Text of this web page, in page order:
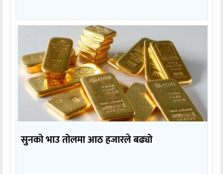
सुनको भाउ तोलमा आठ हजारले बढ्यो